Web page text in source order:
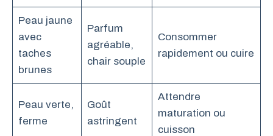
Peau jaune
avec
taches
brunes
Parfum
agréable,
chair souple
Consommer
rapidement ou cuire
Peau verte,
ferme
Goût
astringent
Attendre
maturation ou
cuisson